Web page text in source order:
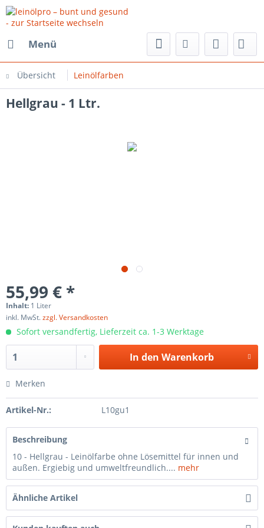
Menü
Übersicht Leinölfarben
Hellgrau - 1 Ltr.
55,99 € *
Inhalt: 1 Liter
inkl. MwSt.zzgl. Versandkosten
Sofort versandfertig, Lieferzeit ca. 1-3 Werktage
In den Warenkorb
Merken
Artikel-Nr.: L10gu1
Beschreibung
10 - Hellgrau - Leinölfarbe ohne Lösemittel für innen und
außen. Ergiebig und umweltfreundlich.... mehr
Ähnliche Artikel